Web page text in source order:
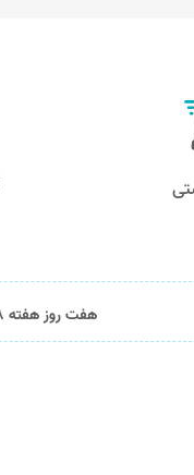
هفت روز هفته 8 ساعت در روز پاسخگو شما هستیم